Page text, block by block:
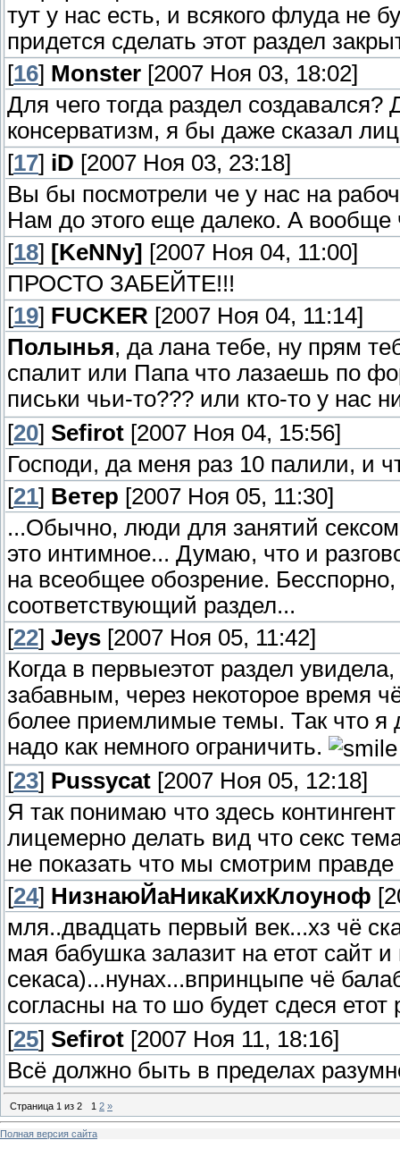
тут у нас есть, и всякого флуда не
придется сделать этот раздел
[16] Monster [2007 Ноя 03, 18:02]
Для чего тогда раздел
консерватизм, я бы даже сказал
[17] iD [2007 Ноя 03, 23:18]
Вы бы посмотрели че у нас на
Нам до этого еще далеко. А вообще
[18] [KeNNy] [2007 Ноя 04, 11:00]
ПРОСТО ЗАБЕЙТЕ!!!
[19] FUCKER [2007 Ноя 04, 11:14]
Полынья, да лана тебе, ну прям
спалит или Папа что лазаешь по
письки чьи-то??? или кто-то у
[20] Sefirot [2007 Ноя 04, 15:56]
Господи, да меня раз 10 палили, и
[21] Ветер [2007 Ноя 05, 11:30]
...Обычно, люди для занятий сексом
это интимное... Думаю, что и
на всеобщее обозрение. Бесспорно,
соответствующий раздел...
[22] Jeys [2007 Ноя 05, 11:42]
Когда в первыеэтот раздел
забавным, через некоторое время
более приемлимые темы. Так что я
надо как немного ограничить.
[23] Pussycat [2007 Ноя 05, 12:18]
Я так понимаю что здесь
лицемерно делать вид что секс
не показать что мы смотрим правде
[24] НизнаюЙаНикаКихКлоуноф
мля..двадцать первый век...хз чё
мая бабушка залазит на етот сайт
секаса)...нунах...впринцыпе чё
согласны на то шо будет сдеся
[25] Sefirot [2007 Ноя 11, 18:16]
Всё должно быть в пределах
Страница 1 из 2 1 2 »
Полная версия сайта